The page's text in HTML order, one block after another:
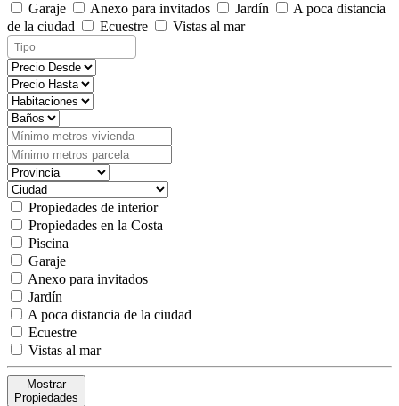
Garaje
Anexo para invitados Jardín
A poca distancia
de la ciudad
Ecuestre Vistas al mar
Propiedades de interior
Propiedades en la Costa
Piscina
Garaje
Anexo para invitados
Jardín
A poca distancia de la ciudad
Ecuestre
Vistas al mar
Mostrar
Propiedades